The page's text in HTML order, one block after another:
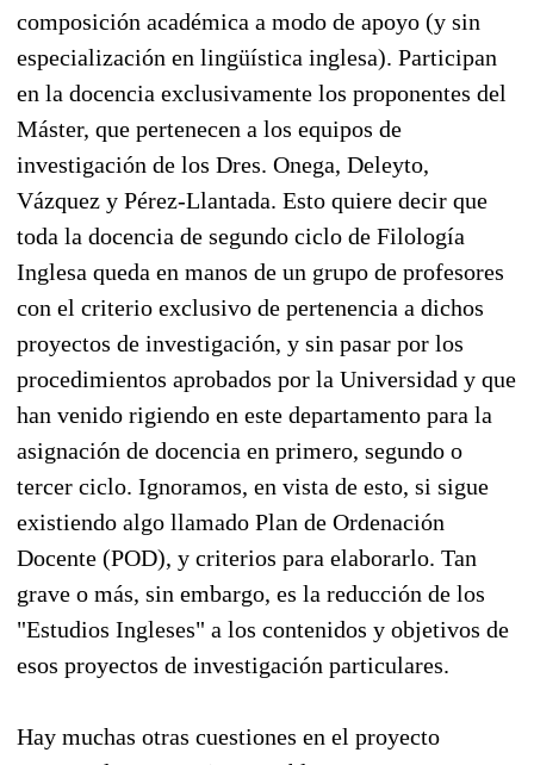
composición académica a modo de apoyo (y sin
especialización en lingüística inglesa). Participan
en la docencia exclusivamente los proponentes del
Máster, que pertenecen a los equipos de
investigación de los Dres. Onega, Deleyto,
Vázquez y Pérez-Llantada. Esto quiere decir que
toda la docencia de segundo ciclo de Filología
Inglesa queda en manos de un grupo de profesores
con el criterio exclusivo de pertenencia a dichos
proyectos de investigación, y sin pasar por los
procedimientos aprobados por la Universidad y que
han venido rigiendo en este departamento para la
asignación de docencia en primero, segundo o
tercer ciclo. Ignoramos, en vista de esto, si sigue
existiendo algo llamado Plan de Ordenación
Docente (POD), y criterios para elaborarlo. Tan
grave o más, sin embargo, es la reducción de los
"Estudios Ingleses" a los contenidos y objetivos de
esos proyectos de investigación particulares.
Hay muchas otras cuestiones en el proyecto